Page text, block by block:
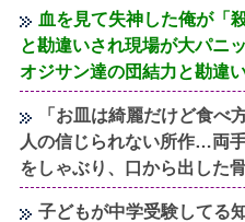
血を見て失神した俺が「
と勘違いされ現場が大パニ
オジサン達の団結力と勘違
「お皿は綺麗だけど食べ
人の信じられない所作…両
をしゃぶり、口から出した
子どもが中学受験してる